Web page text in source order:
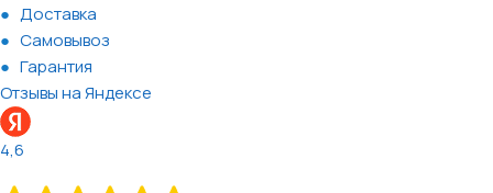
Доставка
Самовывоз
Гарантия
Отзывы на Яндексе
4,6